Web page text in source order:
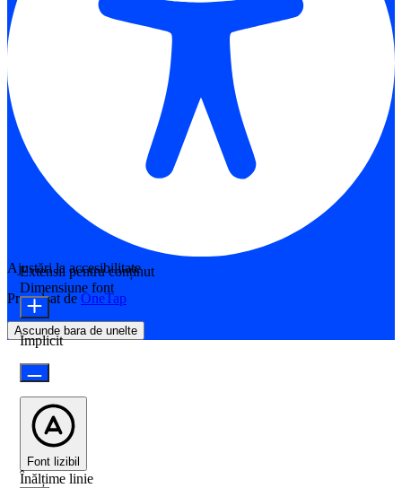
Ajustări la accesibilitate
Propulsat de OneTap
Ascunde bara de unelte
Extensii pentru conținut
Dimensiune font
Implicit
Font lizibil
Înălțime linie